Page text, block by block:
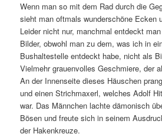
Wenn man so mit dem Rad durch die
sieht man oftmals wunderschöne Ecken
Leider nicht nur, manchmal entdeckt
Bilder, obwohl man zu dem, was ich in
Bushaltestelle entdeckt habe, nicht als
Vielmehr grauenvolles Geschmiere, der
An der Innenseite dieses Häuschen
und einen Strichmaxerl, welches Adolf
war. Das Männchen lachte dämonisch
Bösen und freute sich in seinem
der Hakenkreuze.